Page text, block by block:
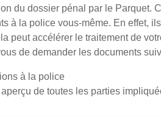
du dossier pénal par le Parquet.
à la police vous-même. En effet,
peut accélérer le traitement de
de demander les documents
à la police
de toutes les parties